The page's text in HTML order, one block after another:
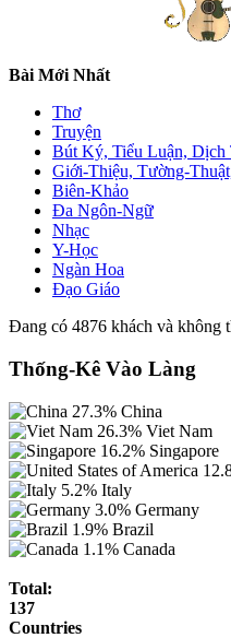
Bài Mới Nhất
Thơ
Truyện
Bút Ký, Tiểu Luận, Dịch
Giới-Thiệu, Tường-
Biên-Khảo
Đa Ngôn-Ngữ
Nhạc
Y-Học
Ngàn Hoa
Đạo Giáo
Đang có 4876 khách và không
Thống-Kê Vào Làng
27.3% China
26.3% Viet Nam
16.2% Singapore
5.2% Italy
3.0% Germany
1.9% Brazil
1.1% Canada
Total:
137
Countries